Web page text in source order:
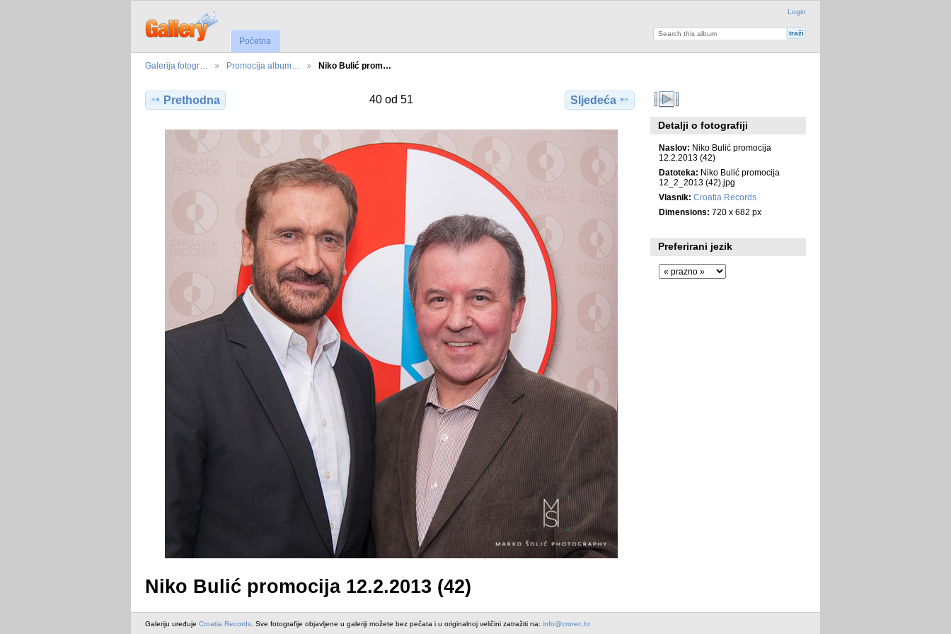
Login
Početna
Galerija fotogr… Promocija album… Niko Bulić prom…
Prethodna 40 od 51 Sljedeća
Niko Bulić promocija 12.2.2013 (42)
Detalji o fotografiji
Naslov: Niko Bulić promocija
12.2.2013 (42)
Datoteka: Niko Bulić promocija
12_2_2013 (42).jpg
Vlasnik: Croatia Records
Dimensions: 720 x 682 px
Preferirani jezik
Galeriju uređuje Croatia Records . Sve fotografije objavljene u galeriji možete bez pečata i u originalnoj veličini zatražiti na: info@crorec.hr